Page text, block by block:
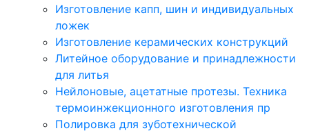
Изготовление капп, шин и индивидуальных
ложек
Изготовление керамических конструкций
Литейное оборудование и принадлежности
для литья
Нейлоновые, ацетатные протезы. Техника
термоинжекционного изготовления пр
Полировка для зуботехнической